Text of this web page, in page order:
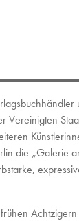
Vereinigten
die „Galerie